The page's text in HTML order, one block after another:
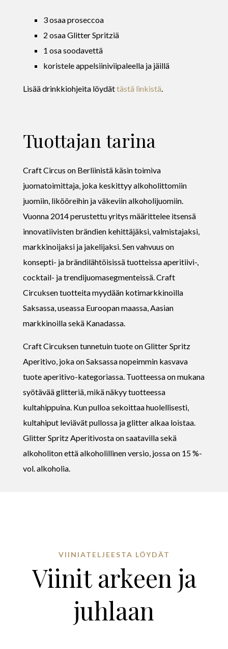
3 osaa proseccoa
2 osaa Glitter Spritziä
1 osa soodavettä
koristele appelsiiniviipaleella ja jäillä
Lisää drinkkiohjeita löydättästä linkistä.
Tuottajan tarina
Craft Circus on Berliinistä käsin toimiva
juomatoimittaja, joka keskittyy alkoholittomiin
juomiin, likööreihin ja väkeviin alkoholijuomiin.
Vuonna 2014 perustettu yritys määrittelee itsensä
innovatiivisten brändien kehittäjäksi, valmistajaksi,
markkinoijaksi ja jakelijaksi. Sen vahvuus on
konsepti- ja brändilähtöisissä tuotteissa aperitiivi-,
cocktail- ja trendijuomasegmenteissä. Craft
Circuksen tuotteita myydään kotimarkkinoilla
Saksassa, useassa Euroopan maassa, Aasian
markkinoilla sekä Kanadassa.
Craft Circuksen tunnetuin tuote on Glitter Spritz
Aperitivo, joka on Saksassa nopeimmin kasvava
tuote aperitivo-kategoriassa. Tuotteessa on mukana
syötävää glitteriä, mikä näkyy tuotteessa
kultahippuina. Kun pulloa sekoittaa huolellisesti,
kultahiput leviävät pullossa ja glitter alkaa loistaa.
Glitter Spritz Aperitivosta on saatavilla sekä
alkoholiton että alkoholillinen versio, jossa on 15 %-
vol. alkoholia.
VIINIATELJEESTA LÖYDÄT
Viinit arkeen ja
juhlaan